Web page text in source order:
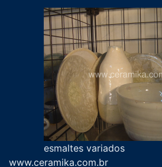
esmaltes variados
www.ceramika.com.br